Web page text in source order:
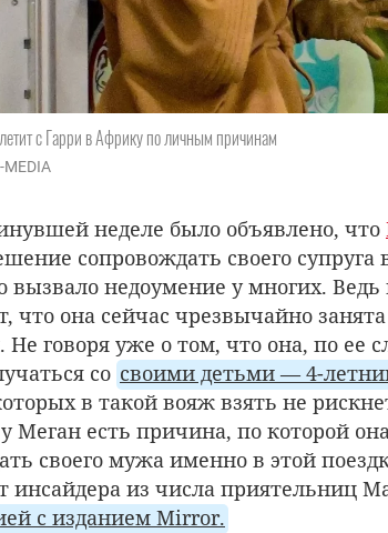
с Гарри в Африку по личным причинам
неделе было объявлено, что
сопровождать своего супруга
вызвало недоумение у многих. Ведь
что она сейчас чрезвычайно
Не говоря уже о том, что она, по ее
со своими детьми — 4-
в такой вояж взять не
Меган есть причина, по которой
своего мужа именно в этой
инсайдера из числа приятельниц
с изданием Mirror.